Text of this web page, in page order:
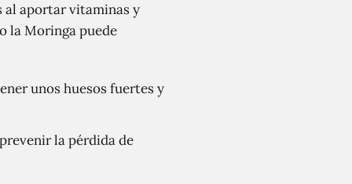
al aportar vitaminas y
la Moringa puede
unos huesos fuertes y
la pérdida de